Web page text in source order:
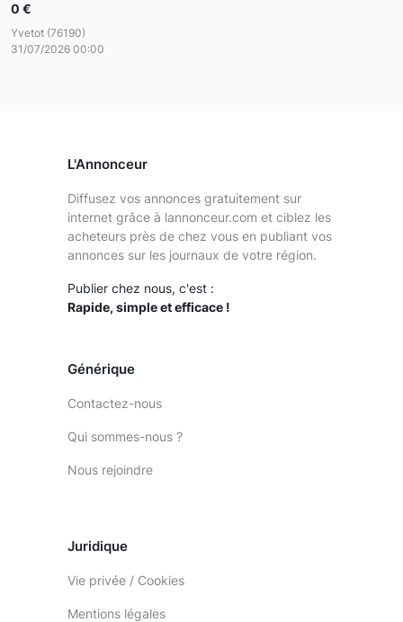
0 €
Yvetot (76190)
31/07/2026 00:00
L'Annonceur
Diffusez vos annonces gratuitement sur
internet grâce à lannonceur.com et ciblez les
acheteurs près de chez vous en publiant vos
annonces sur les journaux de votre région.
Publier chez nous, c'est :
Rapide, simple et efficace !
Générique
Contactez-nous
Qui sommes-nous ?
Nous rejoindre
Juridique
Vie privée / Cookies
Mentions légales